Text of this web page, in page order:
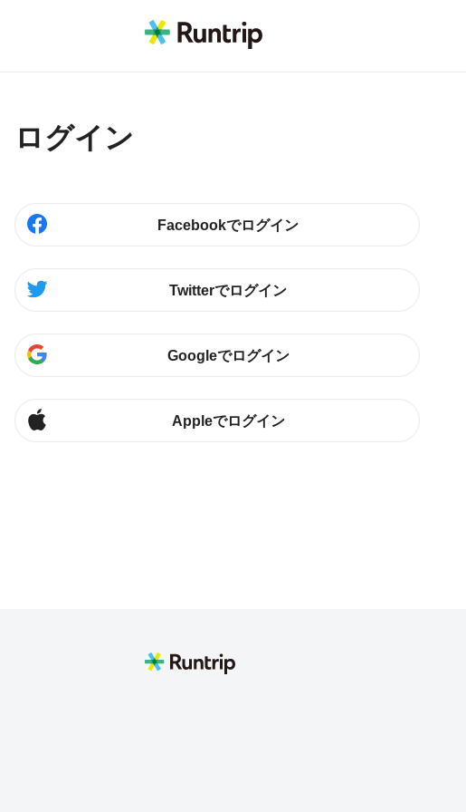
ログイン
Facebookでログイン
Twitterでログイン
Googleでログイン
Appleでログイン